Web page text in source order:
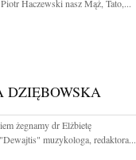
Haczewski nasz Mąż, Tato,...
DZIĘBOWSKA
żegnamy dr Elżbietę
muzykologa, redaktora...